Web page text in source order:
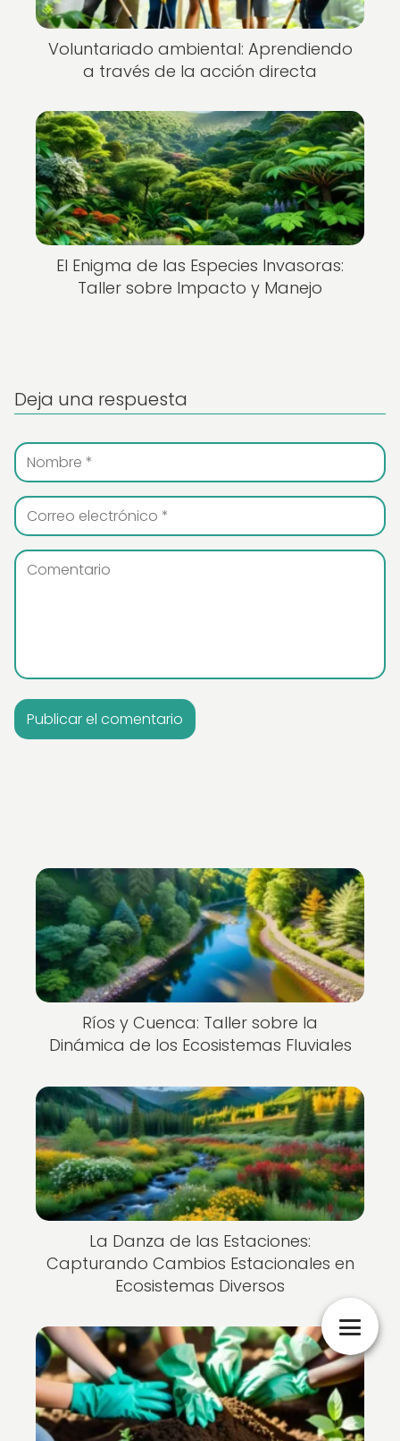
Voluntariado ambiental: Aprendiendo
a través de la acción directa
El Enigma de las Especies Invasoras:
Taller sobre Impacto y Manejo
Deja una respuesta
Ríos y Cuenca: Taller sobre la
Dinámica de los Ecosistemas Fluviales
La Danza de las Estaciones:
Capturando Cambios Estacionales en
Ecosistemas Diversos